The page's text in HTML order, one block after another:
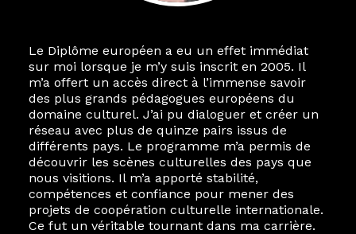
Le Diplôme européen a eu un effet immédiat
sur moi lorsque je m’y suis inscrit en 2005. Il
m’a offert un accès direct à l’immense savoir
des plus grands pédagogues européens du
domaine culturel. J’ai pu dialoguer et créer un
réseau avec plus de quinze pairs issus de
différents pays. Le programme m’a permis de
découvrir les scènes culturelles des pays que
nous visitions. Il m’a apporté stabilité,
compétences et confiance pour mener des
projets de coopération culturelle internationale.
Ce fut un véritable tournant dans ma carrière.